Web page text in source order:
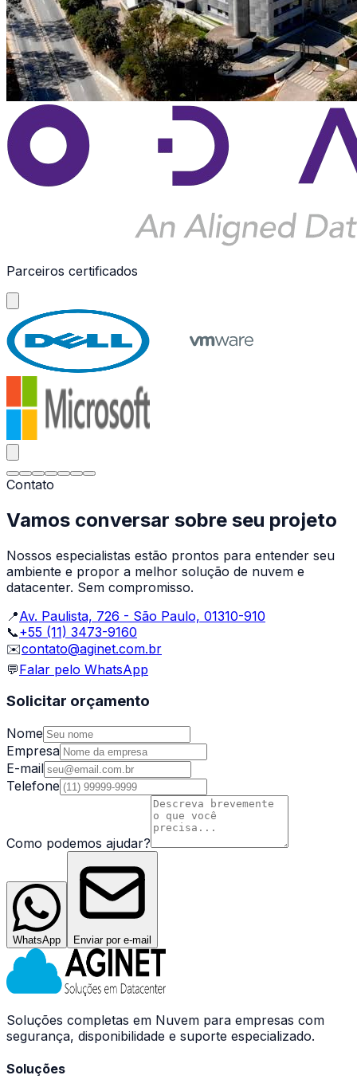
Parceiros certificados
Contato
Vamos conversar sobre seu projeto
Nossos especialistas estão prontos para entender seu
ambiente e propor a melhor solução de nuvem e
datacenter. Sem compromisso.
📍Av. Paulista, 726 - São Paulo, 01310-910
📞+55 (11) 3473-9160
✉️contato@aginet.com.br
💬Falar pelo WhatsApp
Solicitar orçamento
Nome
Empresa
E-mail
Telefone
Como podemos ajudar?
WhatsApp Enviar por e-mail
Soluções completas em Nuvem para empresas com
segurança, disponibilidade e suporte especializado.
Soluções